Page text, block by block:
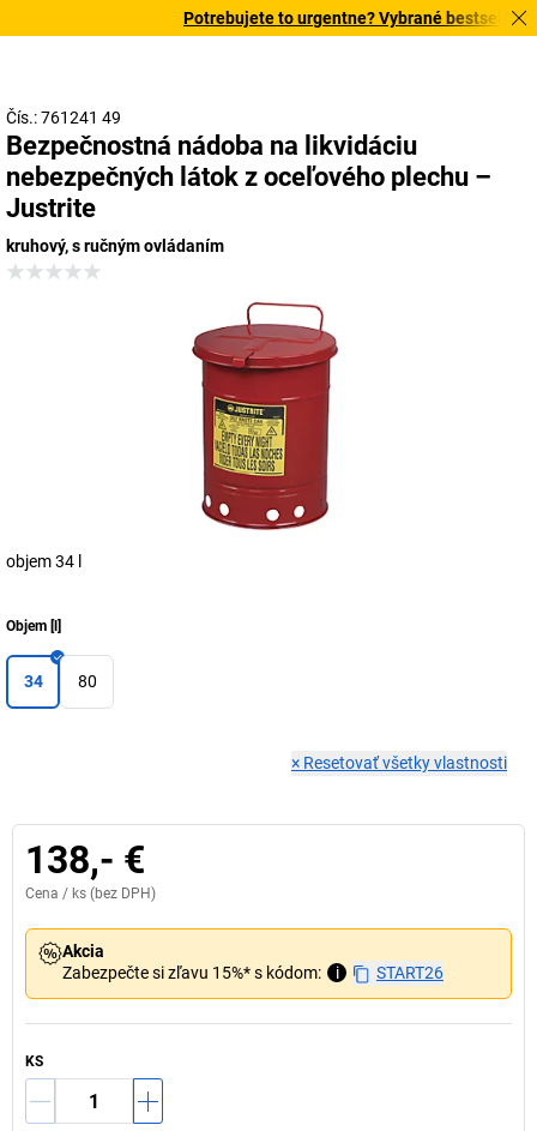
Potrebujete to urgentne? Vybrané bestsellery
Čís.: 761241 49
Bezpečnostná nádoba na likvidáciu
nebezpečných látok z oceľového plechu –
Justrite
kruhový, s ručným ovládaním
objem 34 l
Objem [ ]
34 80
× Resetovať všetky vlastnosti
138,- €
Cena / ks (bez DPH)
Akcia
Zabezpečte si zľavu 15%* s kódom:
i START26
KS